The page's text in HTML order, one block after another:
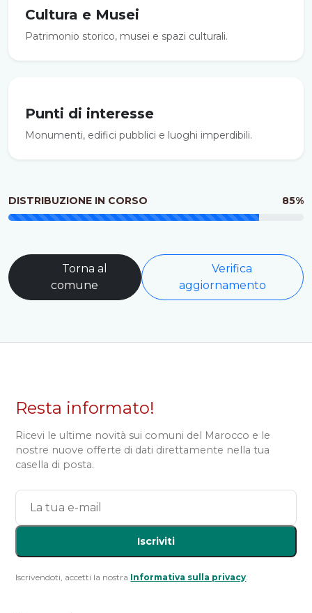
Cultura e Musei
Patrimonio storico, musei e spazi culturali.
Punti di interesse
Monumenti, edifici pubblici e luoghi imperdibili.
DISTRIBUZIONE IN CORSO 85%
Torna al
comune
Verifica
aggiornamento
Resta informato!
Ricevi le ultime novità sui comuni del Marocco e le
nostre nuove offerte di dati direttamente nella tua
casella di posta.
Iscriviti
Iscrivendoti, accetti la nostra Informativa sulla privacy.